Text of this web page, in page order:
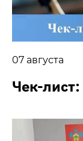
07 августа
Чек-